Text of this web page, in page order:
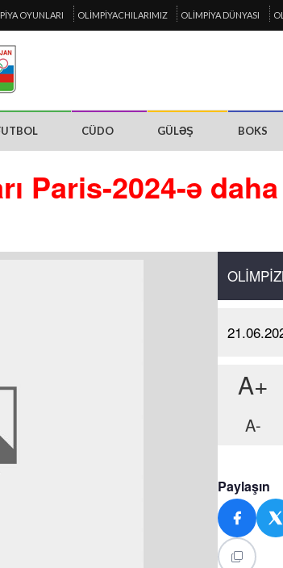
OYUNLARI OLIMPIYACHILARIMIZ OLIMPIYA DÜNYASI
CÜDO GÜLƏŞ BOKS
Paris-2024-ə
A+
A-
Paylaşın